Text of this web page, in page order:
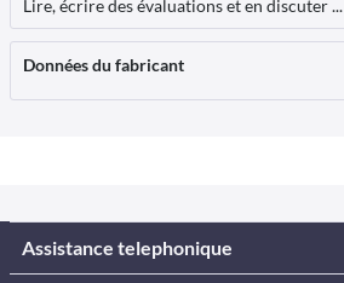
Lire, écrire des évaluations et en discuter ...
Données du fabricant
Assistance telephonique